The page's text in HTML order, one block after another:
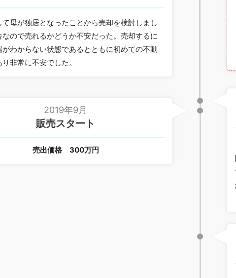
母が独居となったことから売却を検討しまし
なので売れるかどうか不安だった。売却するに
がわからない状態であるとともに初めての不動
非常に不安でした。
2019年9月
販売スタート
売出価格 300万円